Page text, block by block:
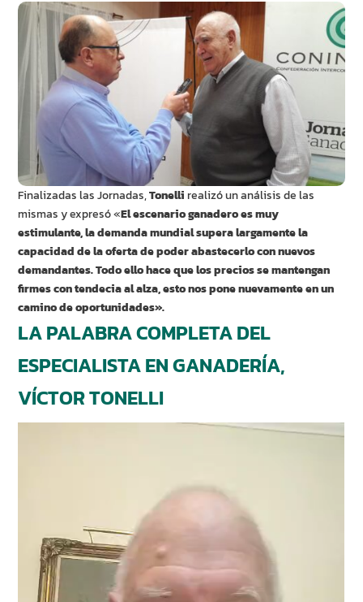
Finalizadas las Jornadas,Tonellirealizó un análisis de las
mismas y expresó «El escenario ganadero es muy
estimulante, la demanda mundial supera largamente la
capacidad de la oferta de poder abastecerlo con nuevos
demandantes. Todo ello hace que los precios se mantengan
firmes con tendecia al alza, esto nos pone nuevamente en un
camino de oportunidades».
LA PALABRA COMPLETA DEL
ESPECIALISTA EN GANADERÍA,
VÍCTOR TONELLI